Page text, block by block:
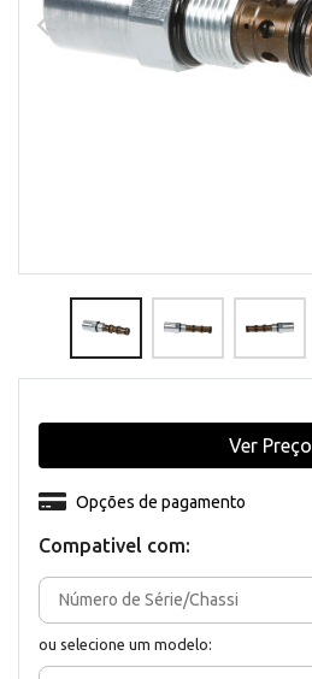
Compativel com:
ou selecione um modelo:
Opções de pagamento
Ver Preço